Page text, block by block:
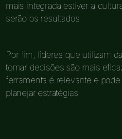
mais integrada estiver a
serão os resultados.
Por fim, líderes que utilizam
tomar decisões são mais
ferramenta é relevante e
planejar estratégias.